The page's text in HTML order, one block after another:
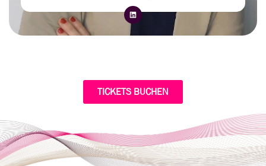
TICKETS BUCHEN